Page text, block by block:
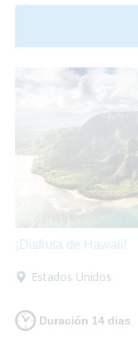
tulipanes que la
de Ámsterdam es
una ciudad
dudes más y,
¡Disfruta de Hawaii!
Estados Unidos
Duración 14 dias